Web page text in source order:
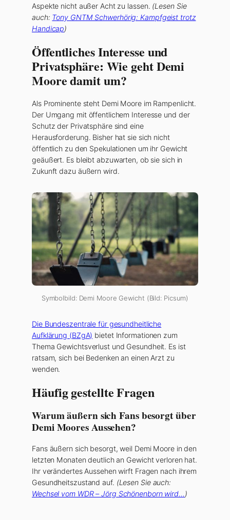
Aspekte nicht außer Acht zu lassen. (Lesen Sie
auch: Tony GNTM Schwerhörig: Kampfgeist trotz
Handicap)
Öffentliches Interesse und
Privatsphäre: Wie geht Demi
Moore damit um?
Als Prominente steht Demi Moore im Rampenlicht.
Der Umgang mit öffentlichem Interesse und der
Schutz der Privatsphäre sind eine
Herausforderung. Bisher hat sie sich nicht
öffentlich zu den Spekulationen um ihr Gewicht
geäußert. Es bleibt abzuwarten, ob sie sich in
Zukunft dazu äußern wird.
Symbolbild: Demi Moore Gewicht (Bild: Picsum)
Die Bundeszentrale für gesundheitliche
Aufklärung (BZgA) bietet Informationen zum
Thema Gewichtsverlust und Gesundheit. Es ist
ratsam, sich bei Bedenken an einen Arzt zu
wenden.
Häufig gestellte Fragen
Warum äußern sich Fans besorgt über
Demi Moores Aussehen?
Fans äußern sich besorgt, weil Demi Moore in den
letzten Monaten deutlich an Gewicht verloren hat.
Ihr verändertes Aussehen wirft Fragen nach ihrem
Gesundheitszustand auf. (Lesen Sie auch:
Wechsel vom WDR – Jörg Schönenborn wird…)